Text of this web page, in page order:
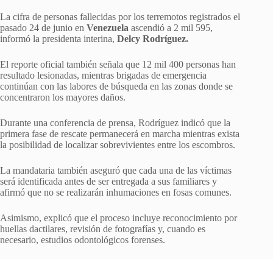
La cifra de personas fallecidas por los terremotos registrados el
pasado 24 de junio en Venezuela ascendió a 2 mil 595,
informó la presidenta interina, Delcy Rodríguez.
El reporte oficial también señala que 12 mil 400 personas han
resultado lesionadas, mientras brigadas de emergencia
continúan con las labores de búsqueda en las zonas donde se
concentraron los mayores daños.
Durante una conferencia de prensa, Rodríguez indicó que la
primera fase de rescate permanecerá en marcha mientras exista
la posibilidad de localizar sobrevivientes entre los escombros.
La mandataria también aseguró que cada una de las víctimas
será identificada antes de ser entregada a sus familiares y
afirmó que no se realizarán inhumaciones en fosas comunes.
Asimismo, explicó que el proceso incluye reconocimiento por
huellas dactilares, revisión de fotografías y, cuando es
necesario, estudios odontológicos forenses.